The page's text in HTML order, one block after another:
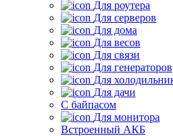
Для роутера
Для серверов
Для дома
Для весов
Для связи
Для генераторов
Для
Для дачи
С байпасом
Для монитора
Встроенный АКБ